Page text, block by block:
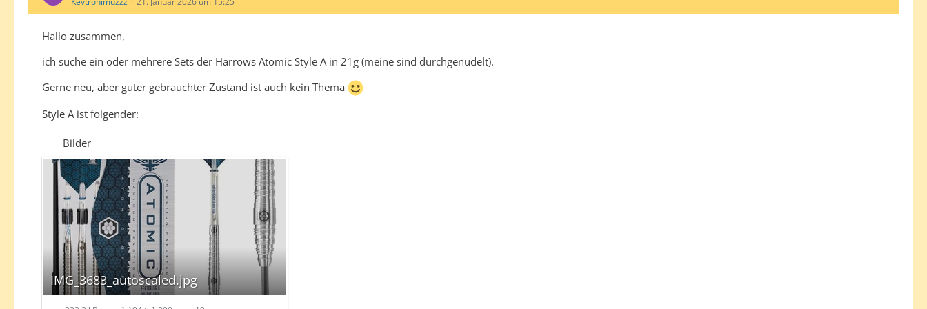
Hallo zusammen,
ich suche ein oder mehrere Sets der Harrows Atomic Style A in 21g (meine sind durchgenudelt).
Gerne neu, aber guter gebrauchter Zustand ist auch kein Thema
Style A ist folgender:
Bilder
IMG_3683_autoscaled.jpg